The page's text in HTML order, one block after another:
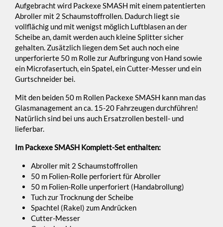
Aufgebracht wird Packexe SMASH mit einem patentierten
Abroller mit 2 Schaumstoffrollen. Dadurch liegt sie
vollflächig und mit wenigst möglich Luftblasen an der
Scheibe an, damit werden auch kleine Splitter sicher
gehalten. Zusätzlich liegen dem Set auch noch eine
unperforierte 50 m Rolle zur Aufbringung von Hand sowie
ein Microfasertuch, ein Spatel, ein Cutter-Messer und ein
Gurtschneider bei.
Mit den beiden 50 m Rollen Packexe SMASH kann man das
Glasmanagement an ca. 15-20 Fahrzeugen durchführen!
Natürlich sind bei uns auch Ersatzrollen bestell- und
lieferbar.
Im Packexe SMASH Komplett-Set enthalten:
Abroller mit 2 Schaumstoffrollen
50 m Folien-Rolle perforiert für Abroller
50 m Folien-Rolle unperforiert (Handabrollung)
Tuch zur Trocknung der Scheibe
Spachtel (Rakel) zum Andrücken
Cutter-Messer